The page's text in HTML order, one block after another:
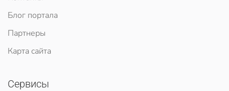
Блог портала
Партнеры
Карта сайта
Сервисы